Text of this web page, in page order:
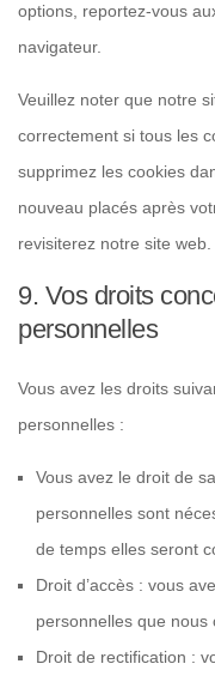
options, reportez-vous
navigateur.
Veuillez noter que notre
correctement si tous les
supprimez les cookies
nouveau placés après
revisiterez notre site web.
9. Vos droits
personnelles
Vous avez les droits
personnelles :
Vous avez le droit de
personnelles sont
de temps elles seront
Droit d’accès : vous
personnelles que nous
Droit de rectification :